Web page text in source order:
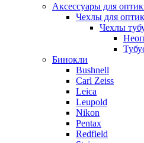
Аксессуары для
Чехлы для
Чехлы
Бинокли
Bushnell
Carl Zeiss
Leica
Leupold
Nikon
Pentax
Redfield